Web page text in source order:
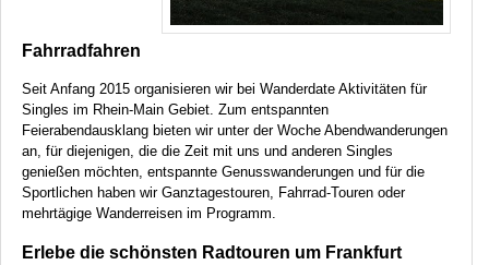
Fahrradfahren
Seit Anfang 2015 organisieren wir bei Wanderdate Aktivitäten für
Singles im Rhein-Main Gebiet. Zum entspannten
Feierabendausklang bieten wir unter der Woche Abendwanderungen
an, für diejenigen, die die Zeit mit uns und anderen Singles
genießen möchten, entspannte Genusswanderungen und für die
Sportlichen haben wir Ganztagestouren, Fahrrad-Touren oder
mehrtägige Wanderreisen im Programm.
Erlebe die schönsten Radtouren um Frankfurt